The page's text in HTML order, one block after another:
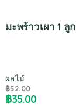
มะพร้าวเผา 1 ลูก
ผลไม้
฿52.00
฿35.00